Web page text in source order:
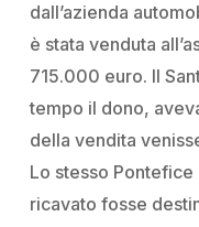
dall’azienda
è stata venduta
715.000 euro. Il
tempo il dono,
della vendita
Lo stesso
ricavato fosse